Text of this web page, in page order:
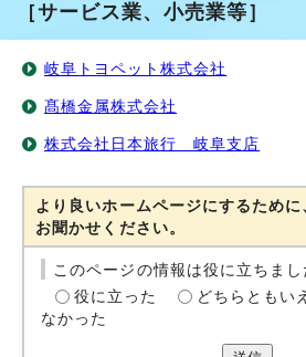
［サービス業、小売業等］
岐阜トヨペット株式会社
髙橋金属株式会社
株式会社日本旅行 岐阜支店
より良いホームページにするため
お聞かせください。
このページの情報は役に立ちまし
役に立った
どちらともい
なかった